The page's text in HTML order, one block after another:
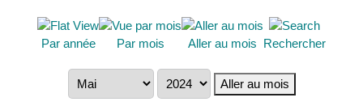
Par année Par mois Aller au mois Rechercher
Aller au mois